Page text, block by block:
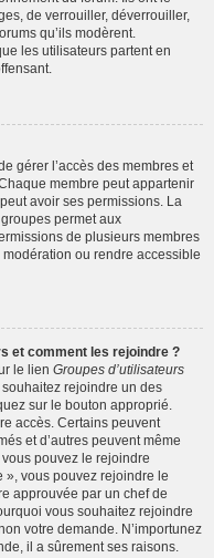
de verrouiller, déverrouiller,
qu’ils modèrent.
les utilisateurs partent en
gérer l’accès des membres et
membre peut appartenir
avoir ses permissions. La
permet aux
de plusieurs membres
ou rendre accessible
et comment les rejoindre ?
le lien Groupes d’utilisateurs
rejoindre un des
sur le bouton approprié.
accès. Certains peuvent
et d’autres peuvent même
pouvez le rejoindre
», vous pouvez rejoindre le
approuvée par un chef de
vous souhaitez rejoindre
votre demande. N’importunez
il a sûrement ses raisons.